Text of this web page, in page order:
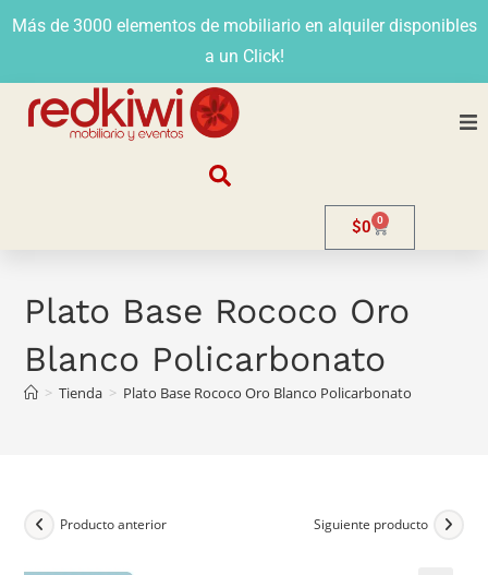
Más de 3000 elementos de mobiliario en alquiler disponibles
a un Click!
Venta
$0 0
Plato Base Rococo Oro
Blanco Policarbonato
> Tienda > Plato Base Rococo Oro Blanco Policarbonato
Producto anterior Siguiente producto